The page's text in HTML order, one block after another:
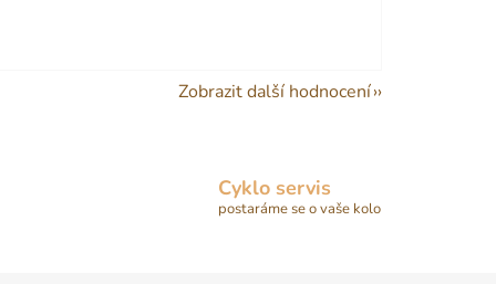
Zobrazit další hodnocení
Cyklo servis
postaráme se o vaše kolo